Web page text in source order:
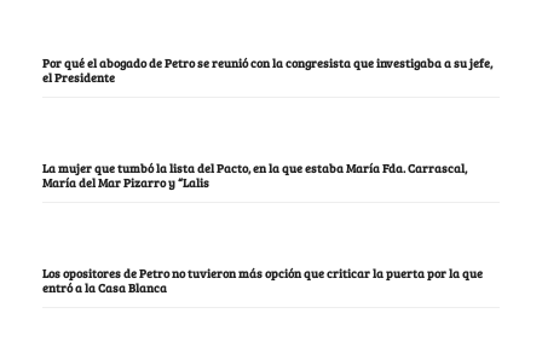
Por qué el abogado de Petro se reunió con la congresista que investigaba a su jefe,
el Presidente
La mujer que tumbó la lista del Pacto, en la que estaba María Fda. Carrascal,
María del Mar Pizarro y “Lalis
Los opositores de Petro no tuvieron más opción que criticar la puerta por la que
entró a la Casa Blanca